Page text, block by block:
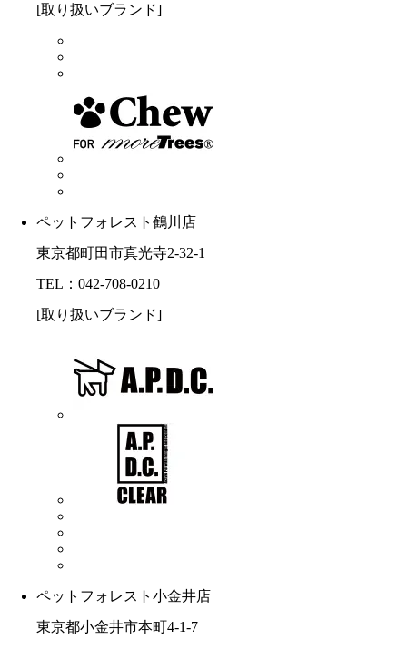
[取り扱いブランド]
ペットフォレスト鶴川店
東京都町田市真光寺2-32-1
TEL：042-708-0210
[取り扱いブランド]
ペットフォレスト小金井店
東京都小金井市本町4-1-7